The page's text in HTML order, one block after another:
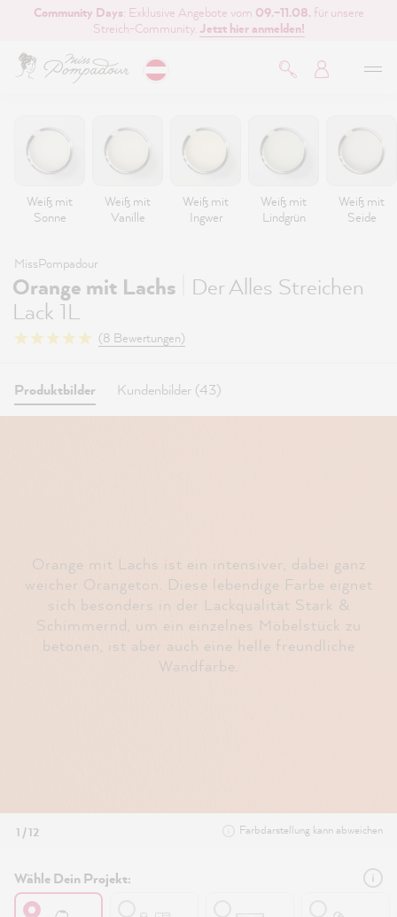
springen
Community Days: Exklusive Angebote vom 09.–11.08. für unsere
Streich-Community. Jetzt hier anmelden!
Weiß mit
Sonne
Weiß mit
Vanille
Weiß mit
Ingwer
Weiß mit
Lindgrün
Weiß mit
Seide
MissPompadour
Orange mit Lachs
Der Alles Streichen
Lack 1L
(8 Bewertungen)
Produktbilder Kundenbilder (43)
Orange mit Lachs ist ein intensiver, dabei ganz
weicher Orangeton. Diese lebendige Farbe eignet
sich besonders in der Lackqualität Stark &
Schimmernd, um ein einzelnes Möbelstück zu
betonen, ist aber auch eine helle freundliche
Wandfarbe.
1 / 12 Farbdarstellung kann abweichen
Wähle Dein Projekt: